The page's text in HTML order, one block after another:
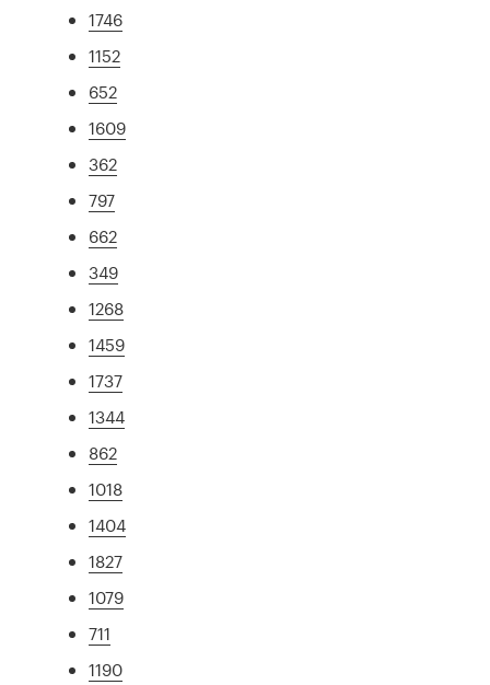
1746
1152
652
1609
362
797
662
349
1268
1459
1737
1344
862
1018
1404
1827
1079
711
1190